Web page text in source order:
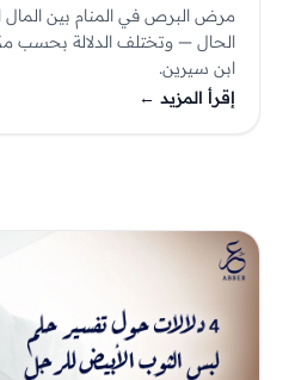
مرض البرص في المنام بين المال
الحال — وتختلف الدلالة بحسب
ابن سيرين.
إقرأ المزيد ←